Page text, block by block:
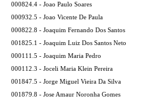
000824.4 - Joao Paulo Soares
000932.5 - Joao Vicente De Paula
000822.8 - Joaquim Fernando Dos Santos
001825.1 - Joaquim Luiz Dos Santos Neto
000111.5 - Joaquim Maria Pedro
000112.3 - Joceli Maria Klein Pereira
001847.5 - Jorge Miguel Vieira Da Silva
001879.8 - Jose Amaur Noronha Gomes